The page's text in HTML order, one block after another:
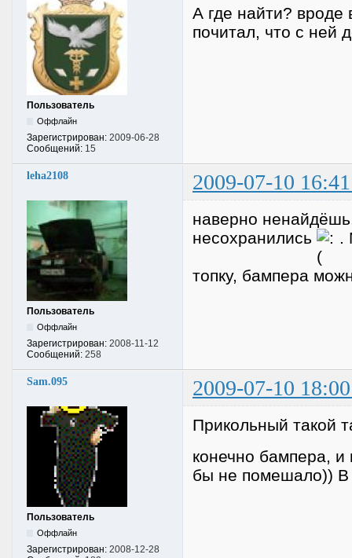
Пользователь
Оффлайн
Зарегистрирован: 2009-06-28
Сообщений: 15
А где найти? вроде
почитал, что с ней
leha2108 2009-07-10
Пользователь
Оффлайн
Зарегистрирован: 2008-11-12
Сообщений: 258
наверно
несохранились
.
топку, бампера
Sam.095 2009-07-10
Пользователь
Оффлайн
Зарегистрирован: 2008-12-28
Прикольный такой
конечно бампера,
бы не помешало)) В